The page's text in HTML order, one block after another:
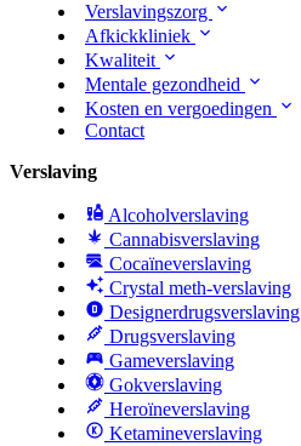
Verslavingszorg
Afkickkliniek
Kwaliteit
Mentale gezondheid
Kosten en vergoedingen
Contact
Verslaving
Alcoholverslaving
Cannabisverslaving
Cocaïneverslaving
Crystal meth-verslaving
Designerdrugsverslaving
Drugsverslaving
Gameverslaving
Gokverslaving
Heroïneverslaving
Ketamineverslaving